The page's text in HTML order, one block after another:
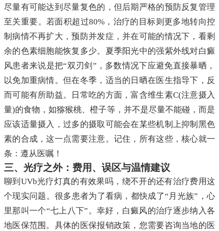
尽量有可能达到尽量复色的，但后期严格的预防反复管理
至关重要。若面积超过80%，治疗的目标则更多地转向控
制病情不再扩大，预防并发症，并在可能的情况下，看剩
余的色素细胞能恢复多少。夏季阳光中的强紫外线对白癜
风患者来说是把“双刃剑”，多数情况下应避免直接暴晒，
以免加重病情。但在冬季，适当的日晒在医生指导下，反
而可能有所助益。日常吃的方面，富含维生素C(注意摄入
量)的食物，如猕猴桃、橙子等，并不是尽量不能碰，而是
应该适量摄入，过多的摄取可能会在某些机制上抑制黑色
素的合成，这一点需要注意。记住，所有这些，核心就一
条：遵从医嘱！
三、光疗之外：费用、误区与温情建议
聊到UVb光疗灯真的有效果吗，绕不开的还有治疗费用这
个现实问题。很多患者为了看病，都快成了“月光族”，心
里那叫一个“七上八下”。幸好，白癜风的治疗逐步纳入各
地医保范围。具体的医保报销政策，您需要咨询当地的医